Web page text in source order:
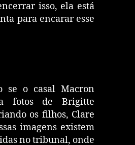
isso, ela está
para encarar esse
se o casal Macron
fotos de Brigitte
os filhos, Clare
imagens existem
no tribunal, onde